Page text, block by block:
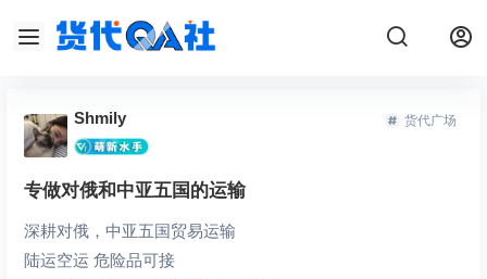
Shmily 货代广场
专做对俄和中亚五国的运输
深耕对俄，中亚五国贸易运输
陆运空运 危险品可接